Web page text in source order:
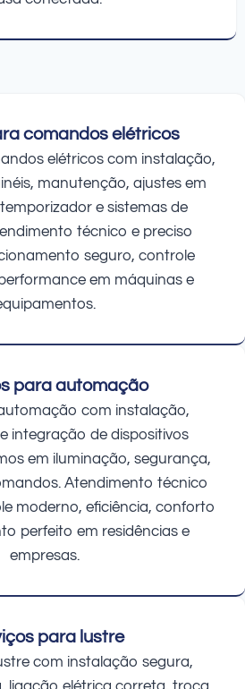
comandos elétricos
elétricos com instalação,
manutenção, ajustes em
e sistemas de
técnico e preciso
seguro, controle
em máquinas e
para automação
com instalação,
integração de dispositivos
em iluminação, segurança,
Atendimento técnico
moderno, eficiência, conforto
perfeito em residências e
empresas.
para lustre
com instalação segura,